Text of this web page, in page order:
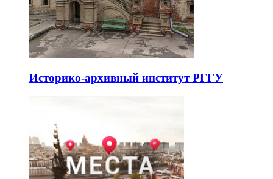
Историко-архивный институт РГГУ